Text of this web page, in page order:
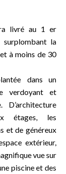
livré au 1 er
surplombant la
à moins de 30
dans un
verdoyant et
étages, les
et de généreux
extérieur,
vue sur
piscine et des